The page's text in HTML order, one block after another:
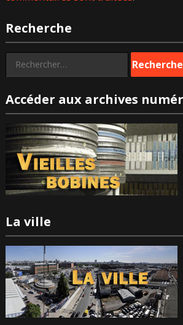
Recherche
Rechercher :
Accéder aux archives
La ville